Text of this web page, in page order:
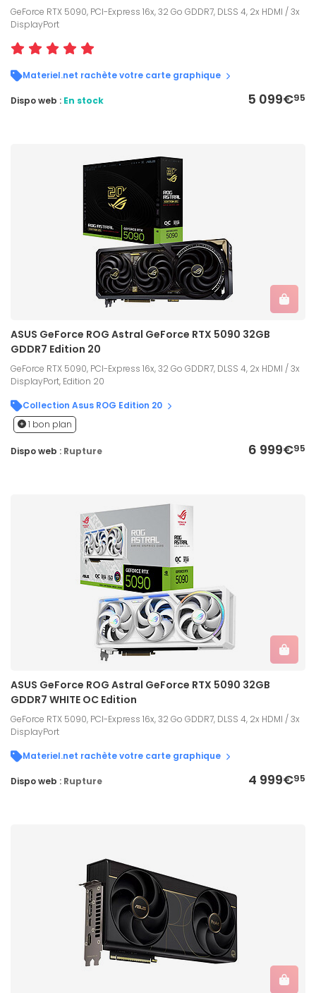
GeForce RTX 5090, PCI-Express 16x, 32 Go GDDR7, DLSS 4, 2x HDMI / 3x
DisplayPort
Materiel.net rachète votre carte graphique
5 099€95
Dispo web : En stock
ASUS GeForce ROG Astral GeForce RTX 5090 32GB
GDDR7 Edition 20
GeForce RTX 5090, PCI-Express 16x, 32 Go GDDR7, DLSS 4, 2x HDMI / 3x
DisplayPort, Edition 20
Collection Asus ROG Edition 20
1 bon plan
6 999€95
Dispo web : Rupture
ASUS GeForce ROG Astral GeForce RTX 5090 32GB
GDDR7 WHITE OC Edition
GeForce RTX 5090, PCI-Express 16x, 32 Go GDDR7, DLSS 4, 2x HDMI / 3x
DisplayPort
Materiel.net rachète votre carte graphique
4 999€95
Dispo web : Rupture